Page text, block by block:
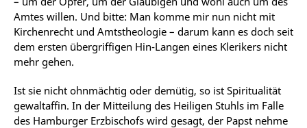
Amtes willen. Und bitte: Man komme mir nun nicht mit
Kirchenrecht und Amtstheologie – darum kann es doch seit
dem ersten übergriffigen Hin-Langen eines Klerikers nicht
mehr gehen.
Ist sie nicht ohnmächtig oder demütig, so ist Spiritualität
gewaltaffin. In der Mitteilung des Heiligen Stuhls im Falle
des Hamburger Erzbischofs wird gesagt, der Papst nehme